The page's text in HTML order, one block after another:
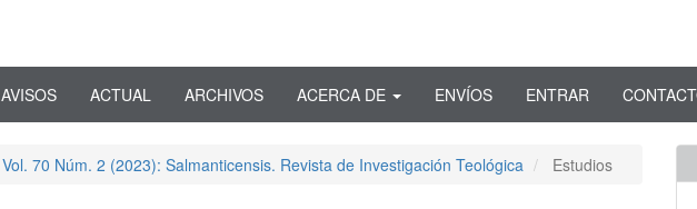
AVISOS ACTUAL ARCHIVOS ACERCA DE ENVÍOS ENTRAR
Vol. 70 Núm. 2 (2023): Salmanticensis. Revista de Investigación Teológica Estudios